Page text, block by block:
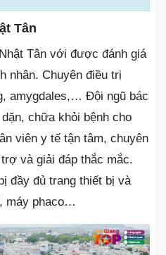
Tân
Tân với được đánh giá
nhân. Chuyên điều trị
amygdales,… Đội ngũ bác
chữa khỏi bệnh cho
viên y tế tận tâm, chuyên
và giải đáp thắc mắc.
đầy đủ trang thiết bị và
máy phaco…